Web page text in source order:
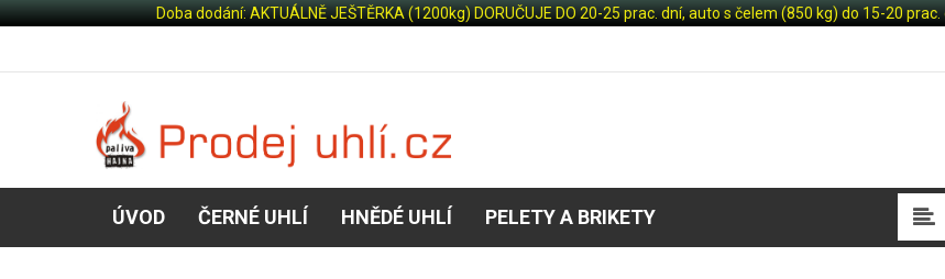
Doba dodání: AKTUÁLNĚ JEŠTĚRKA (1200kg) DORUČUJE DO 20-25 prac. dní, auto s čelem (850 kg) do 15-20
ÚVOD ČERNÉ UHLÍ HNĚDÉ UHLÍ PELETY A BRIKETY